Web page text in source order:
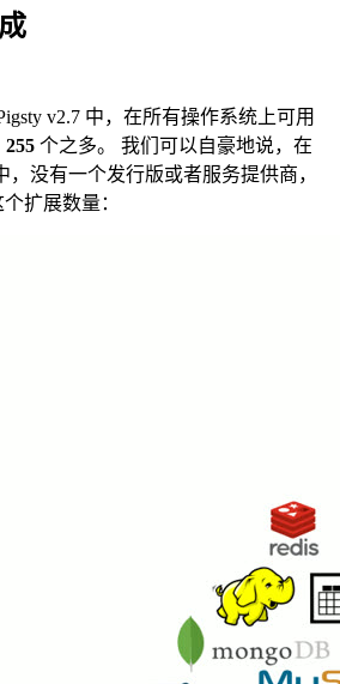
v2.7 中，在所有操作系统上可用
255 个之多。 我们可以自豪地说，在
，没有一个发行版或者服务提供商，
扩展数量：